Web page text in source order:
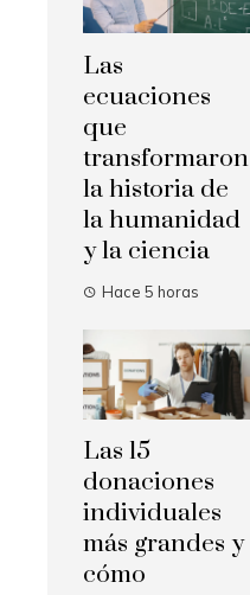
Las
ecuaciones
que
transformaron
la historia de
la humanidad
y la ciencia
Hace 5 horas
Las 15
donaciones
individuales
más grandes y
cómo